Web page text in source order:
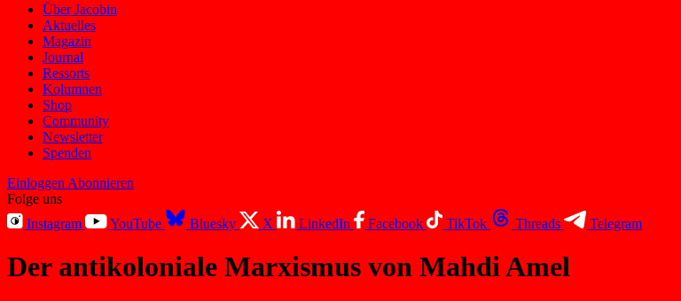
Über Jacobin
Aktuelles
Magazin
Journal
Ressorts
Kolumnen
Shop
Community
Newsletter
Spenden
Einloggen Abonnieren
Folge uns
Instagram
YouTube Bluesky X LinkedIn Facebook TikTok Threads Telegram
Der antikoloniale Marxismus von Mahdi Amel